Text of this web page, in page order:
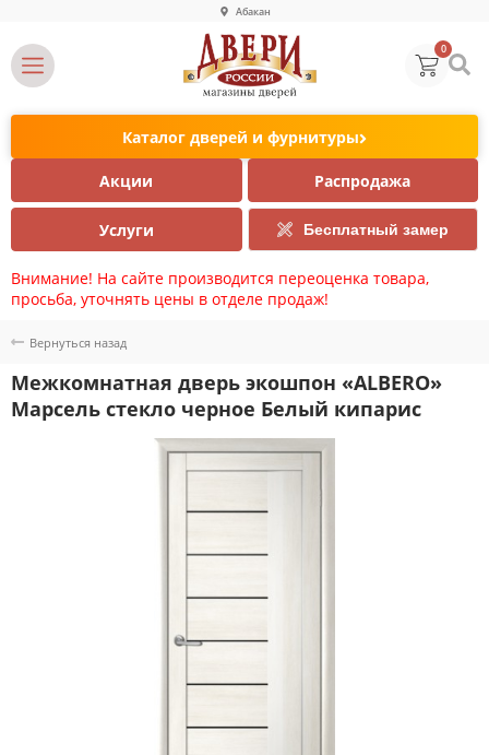
Абакан
0
Каталог дверей и фурнитуры
Акции Распродажа
Услуги Бесплатный замер
Внимание! На сайте производится переоценка товара,
просьба, уточнять цены в отделе продаж!
Вернуться назад
Межкомнатная дверь экошпон «ALBERO»
Марсель стекло черное Белый кипарис